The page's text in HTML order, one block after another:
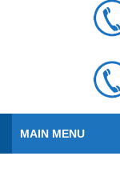
MAIN MENU